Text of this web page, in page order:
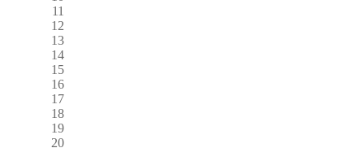
11
12
13
14
15
16
17
18
19
20